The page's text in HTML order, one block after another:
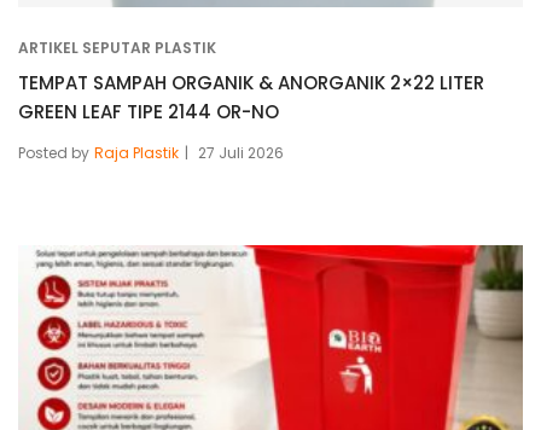
ARTIKEL SEPUTAR PLASTIK
TEMPAT SAMPAH ORGANIK & ANORGANIK 2×22 LITER
GREEN LEAF TIPE 2144 OR-NO
Posted by Raja Plastik 27 Juli 2026